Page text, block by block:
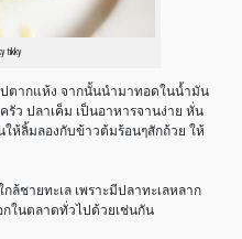
tikky
ปตากแห้ง จากนั้นนำมาทอดในน้ำมัน
ว ปลาเค็ม เป็นอาหารจานง่าย หั่น
ห้ลิ้มลองกับข้าวต้มร้อนๆสักถ้วย ให้
ชายทะเล เพราะมีปลาทะเลหลาก
กในตลาดทั่วไปด้วยเช่นกัน